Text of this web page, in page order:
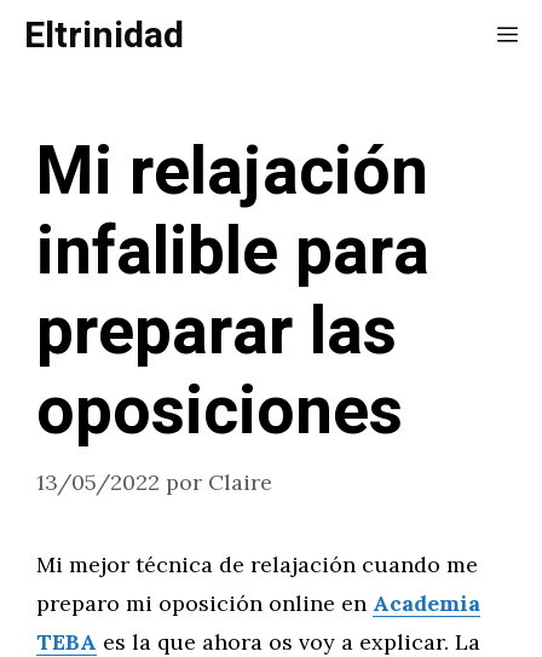
Saltar
Eltrinidad
Mi relajación
infalible para
preparar las
oposiciones
13/05/2022 por Claire
Mi mejor técnica de relajación cuando me
preparo mi oposición online en Academia
TEBA es la que ahora os voy a explicar. La